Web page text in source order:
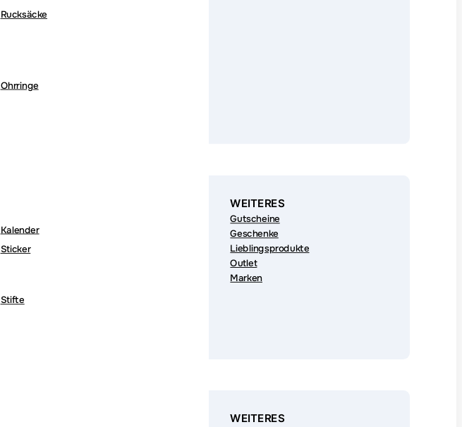
Rucksäcke
Ohrringe
Kalender
Sticker
Stifte
WEITERES
Gutscheine
Geschenke
Lieblingsprodukte
Outlet
Marken
WEITERES